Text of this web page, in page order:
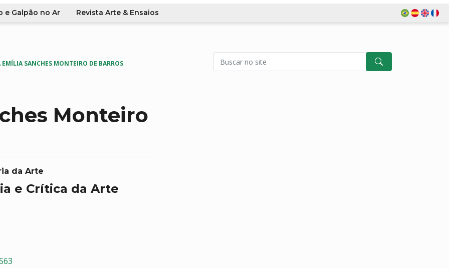
e Galpão no Ar Revista Arte & Ensaios
EMÍLIA SANCHES MONTEIRO DE BARROS
Monteiro
da Arte
e Crítica da Arte